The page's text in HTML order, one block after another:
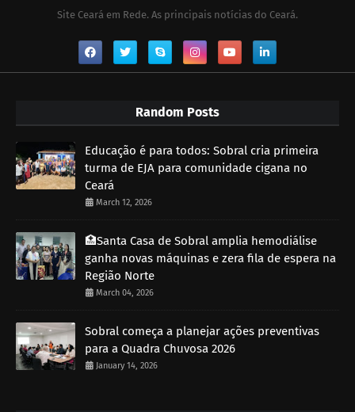
Site Ceará em Rede. As principais notícias do Ceará.
Random Posts
Educação é para todos: Sobral cria primeira
turma de EJA para comunidade cigana no
Ceará
March 12, 2026
🏥Santa Casa de Sobral amplia hemodiálise
ganha novas máquinas e zera fila de espera na
Região Norte
March 04, 2026
Sobral começa a planejar ações preventivas
para a Quadra Chuvosa 2026
January 14, 2026